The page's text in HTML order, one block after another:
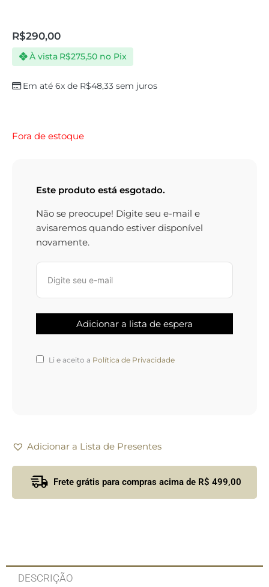
R$290,00
Em até 6x de R$48,33 sem juros
À vista R$275,50 no Pix
Fora de estoque
Este produto está esgotado.
Não se preocupe! Digite seu e-mail e
avisaremos quando estiver disponível
novamente.
Li e aceito a Política de Privacidade
Adicionar a Lista de Presentes
Frete grátis para compras acima de R$ 499,00
DESCRIÇÃO